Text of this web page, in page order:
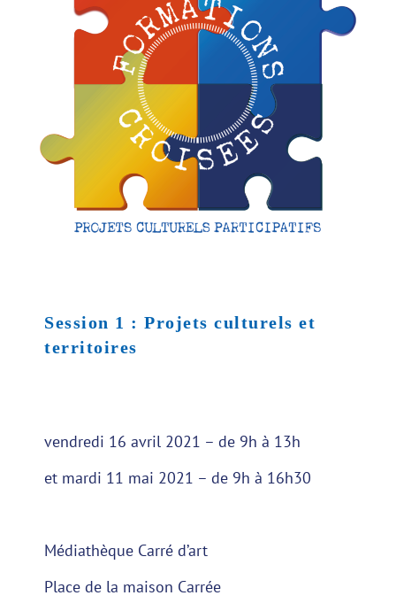
Session 1 : Projets culturels et
territoires
vendredi 16 avril 2021 – de 9h à 13h
et mardi 11 mai 2021 – de 9h à 16h30
Médiathèque Carré d’art
Place de la maison Carrée